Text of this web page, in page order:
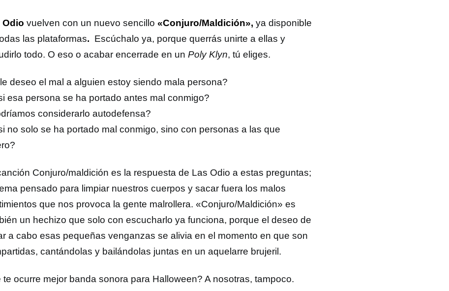
Odio vuelven con un nuevo sencillo «Conjuro/Maldición», ya disponible
las plataformas. Escúchalo ya, porque querrás unirte a ellas y
todo. O eso o acabar encerrade en un Poly Klyn, tú eliges.
deseo el mal a alguien estoy siendo mala persona?
esa persona se ha portado antes mal conmigo?
considerarlo autodefensa?
no solo se ha portado mal conmigo, sino con personas a las que
Conjuro/maldición es la respuesta de Las Odio a estas preguntas;
pensado para limpiar nuestros cuerpos y sacar fuera los malos
que nos provoca la gente malrollera. «Conjuro/Maldición» es
un hechizo que solo con escucharlo ya funciona, porque el deseo de
a cabo esas pequeñas venganzas se alivia en el momento en que son
cantándolas y bailándolas juntas en un aquelarre brujeril.
te ocurre mejor banda sonora para Halloween? A nosotras, tampoco.